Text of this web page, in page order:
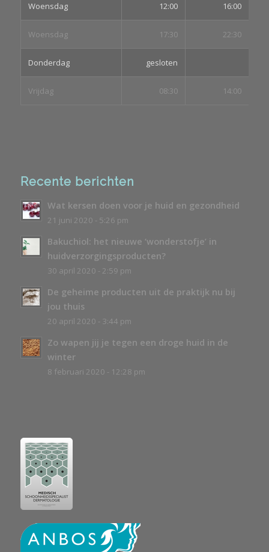
Woensdag 12:00 16:00
Woensdag 17:30 22:30
Donderdag gesloten
Vrijdag 08:30 14:00
Recente berichten
Wat kersen doen voor je huid en gezondheid
21 juni 2020 - 5:26 pm
Bakuchiol: het nieuwe ‘wonderstofje’ in
huidverzorgingsproducten?
30 april 2020 - 2:59 pm
De geheime producten uit de praktijk nu bij
jou thuis
20 april 2020 - 3:44 pm
Zo wapen jij je tegen een droge huid in de
winter
8 februari 2020 - 12:28 pm